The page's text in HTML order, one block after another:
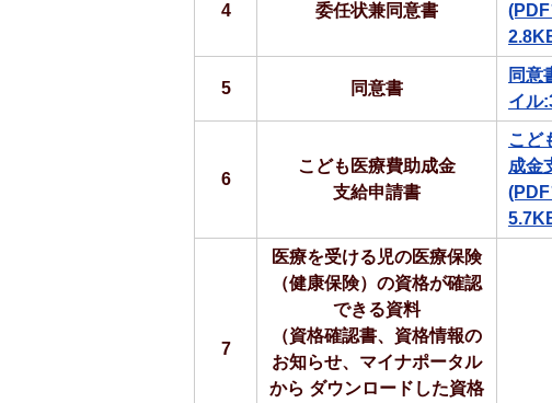
4 委任状兼同意書
5 同意書
同意
イル
6
こども医療費助成金
支給申請書
こど
成金
7
医療を受ける児の医療保険
（健康保険）の資格が確認
できる資料
（資格確認書、資格情報の
お知らせ、マイナポータル
から ダウンロードした資格